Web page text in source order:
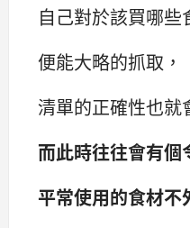
自己對於該買哪
便能大略的抓取，
清單的正確性也就
而此時往往會有個
平常使用的食材不